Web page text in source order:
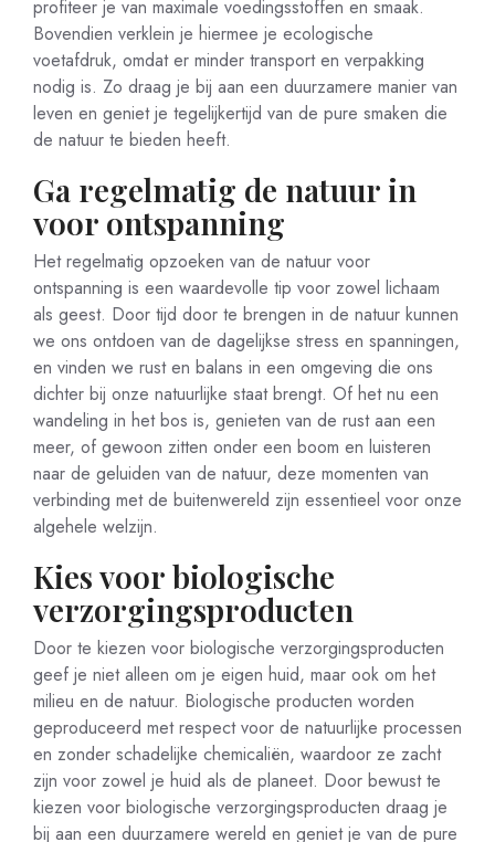
profiteer je van maximale voedingsstoffen en smaak.
Bovendien verklein je hiermee je ecologische
voetafdruk, omdat er minder transport en verpakking
nodig is. Zo draag je bij aan een duurzamere manier van
leven en geniet je tegelijkertijd van de pure smaken die
de natuur te bieden heeft.
Ga regelmatig de natuur in
voor ontspanning
Het regelmatig opzoeken van de natuur voor
ontspanning is een waardevolle tip voor zowel lichaam
als geest. Door tijd door te brengen in de natuur kunnen
we ons ontdoen van de dagelijkse stress en spanningen,
en vinden we rust en balans in een omgeving die ons
dichter bij onze natuurlijke staat brengt. Of het nu een
wandeling in het bos is, genieten van de rust aan een
meer, of gewoon zitten onder een boom en luisteren
naar de geluiden van de natuur, deze momenten van
verbinding met de buitenwereld zijn essentieel voor onze
algehele welzijn.
Kies voor biologische
verzorgingsproducten
Door te kiezen voor biologische verzorgingsproducten
geef je niet alleen om je eigen huid, maar ook om het
milieu en de natuur. Biologische producten worden
geproduceerd met respect voor de natuurlijke processen
en zonder schadelijke chemicaliën, waardoor ze zacht
zijn voor zowel je huid als de planeet. Door bewust te
kiezen voor biologische verzorgingsproducten draag je
bij aan een duurzamere wereld en geniet je van de pure